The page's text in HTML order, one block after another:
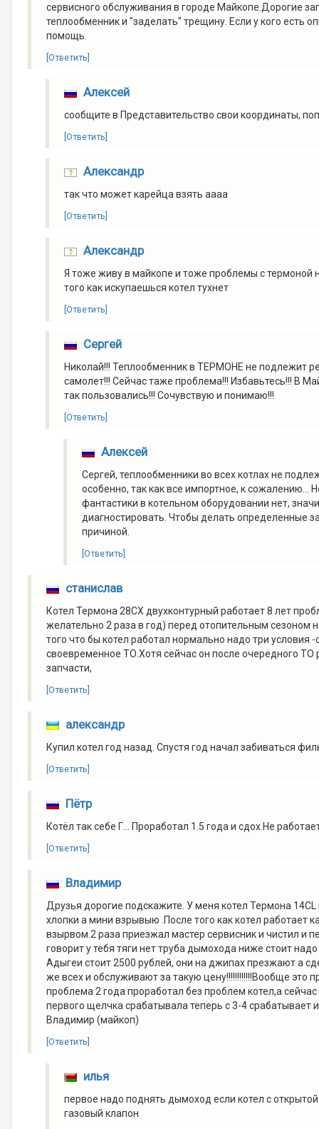
сервисного обслуживания в городе Майкопе.Дорогие
теплообменник и "заделать" трещину. Если у кого есть
помощь.
[Ответить]
Алексей
сообщите в Представительство свои координаты,
[Ответить]
Александр
так что может карейца взять аааа
[Ответить]
Александр
Я тоже живу в майкопе и тоже проблемы с термоной
того как искупаешься котел тухнет
[Ответить]
Сергей
Николай!!! Теплообменник в ТЕРМОНЕ не подлежит
самолет!!! Сейчас таже проблема!!! Избавьтесь!!! В
так пользовались!!! Сочувствую и понимаю!!!
[Ответить]
Алексей
Сергей, теплообменники во всех котлах не
особенно, так как все импортное, к сожалению...
фантастики в котельном оборудовании нет,
диагностировать. Чтобы делать определенные
причиной.
[Ответить]
станислав
Котел Термона 28СХ двухконтурный работает 8 лет
желательно 2 раза в год) перед отопительным сезоном
того что бы котел работал нормально надо три
своевременное ТО.Хотя сейчас он после очередного ТО
запчасти,
[Ответить]
александр
Купил котел год назад. Спустя год начал забиваться
[Ответить]
Пётр
Котёл так себе Г... Проработал 1.5 года и сдох.Не
[Ответить]
Владимир
Друзья дорогие подскажите. У меня котел Термона
хлопки а мини взрывыю .После того как котел работает
взырвом.2 раза приезжал мастер сервисник и чистил и
говорит у тебя тяги нет труба дымохода ниже стоит
Адыгеи стоит 2500 рублей, они на джипах презжают а
же всех и обслуживают за такую цену!!!!!!!!!!!!Вообще это
проблема 2 года проработал без проблем котел,а
первого щелчка срабатывала теперь с 3-4
Владимир (майкоп)
[Ответить]
илья
первое надо поднять дымоход если котел с
газовый клапон